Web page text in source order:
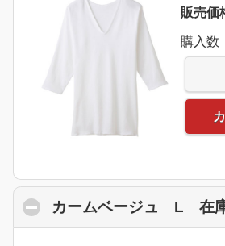
販売価
購入数
カームベージュ L 在